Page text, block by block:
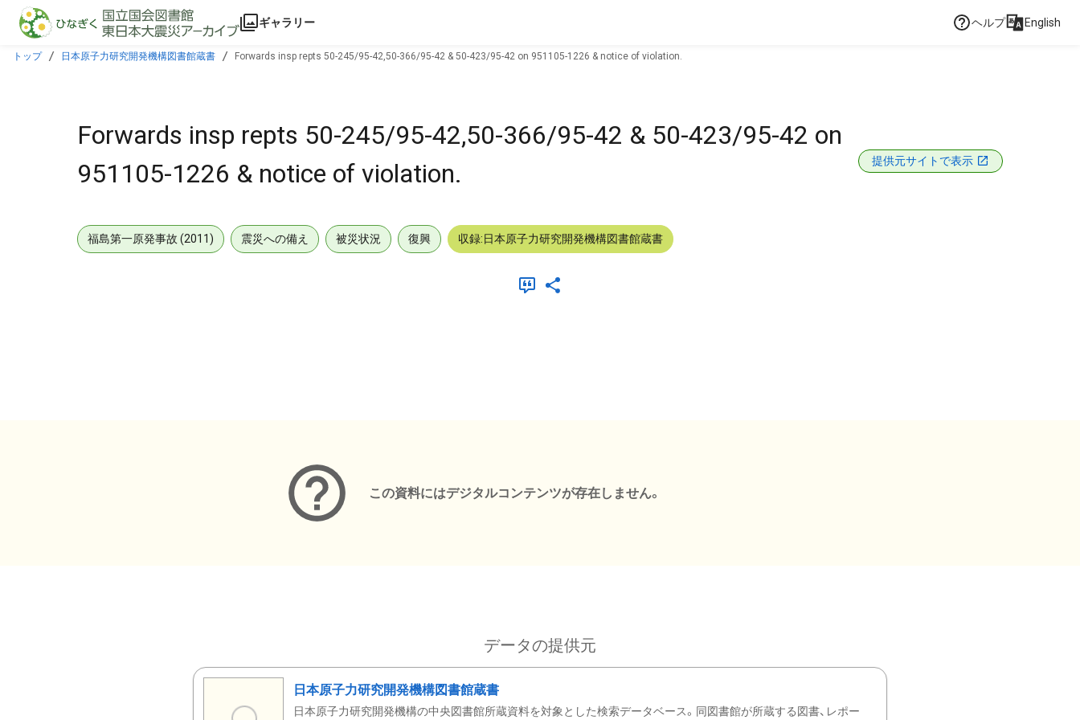
本文に飛ぶ
ギャラリー ヘルプ English
トップ 日本原子力研究開発機構図書館蔵書 Forwards insp repts 50-245/95-42,50-366/95-42 & 50-423/95-42 on 951105-1226 & notice of violation.
Forwards insp repts 50-245/95-42,50-366/95-42 & 50-423/95-42 on
951105-1226 & notice of violation.
提供元サイトで表示
福島第一原発事故 (2011) 震災への備え 被災状況 復興 収録:日本原子力研究開発機構図書館蔵書
この資料にはデジタルコンテンツが存在しません。
データの提供元
日本原子力研究開発機構図書館蔵書
日本原子力研究開発機構の中央図書館所蔵資料を対象とした検索データベース。同図書館が所蔵する図書、レポー